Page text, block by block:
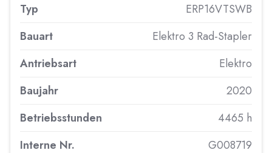
Typ
ERP16VTSWB
Bauart
Elektro 3 Rad-Stapler
Antriebsart
Elektro
Baujahr
2020
Betriebsstunden
4465 h
Interne Nr.
G008719